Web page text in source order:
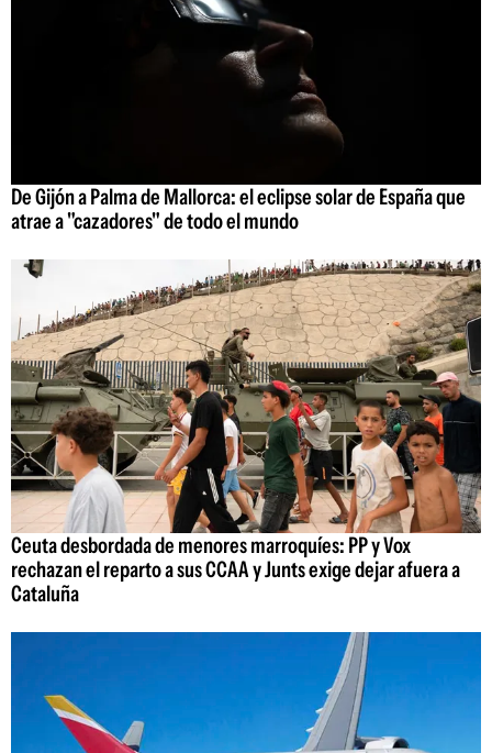
De Gijón a Palma de Mallorca: el eclipse solar de España que
atrae a "cazadores" de todo el mundo
Ceuta desbordada de menores marroquíes: PP y Vox
rechazan el reparto a sus CCAA y Junts exige dejar afuera a
Cataluña